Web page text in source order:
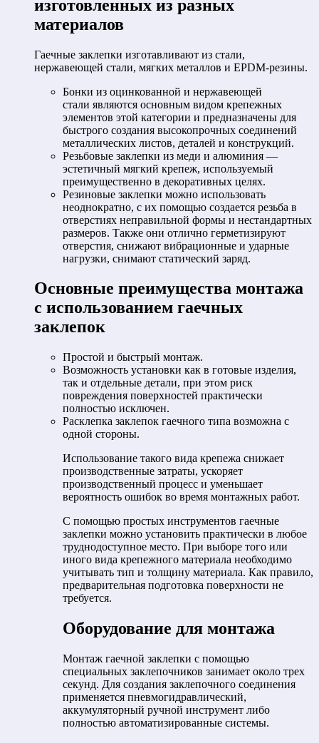
изготовленных из разных
материалов
Гаечные заклепки изготавливают из стали,
нержавеющей стали, мягких металлов и EPDM-резины.
Бонки из оцинкованной и нержавеющей
стали являются основным видом крепежных
элементов этой категории и предназначены для
быстрого создания высокопрочных соединений
металлических листов, деталей и конструкций.
Резьбовые заклепки из меди и алюминия —
эстетичный мягкий крепеж, используемый
преимущественно в декоративных целях.
Резиновые заклепки можно использовать
неоднократно, с их помощью создается резьба в
отверстиях неправильной формы и нестандартных
размеров. Также они отлично герметизируют
отверстия, снижают вибрационные и ударные
нагрузки, снимают статический заряд.
Основные преимущества монтажа
с использованием гаечных
заклепок
Простой и быстрый монтаж.
Возможность установки как в готовые изделия,
так и отдельные детали, при этом риск
повреждения поверхностей практически
полностью исключен.
Расклепка заклепок гаечного типа возможна с
одной стороны.
Использование такого вида крепежа снижает
производственные затраты, ускоряет
производственный процесс и уменьшает
вероятность ошибок во время монтажных работ.
С помощью простых инструментов гаечные
заклепки можно установить практически в любое
труднодоступное место. При выборе того или
иного вида крепежного материала необходимо
учитывать тип и толщину материала. Как правило,
предварительная подготовка поверхности не
требуется.
Оборудование для монтажа
Монтаж гаечной заклепки с помощью
специальных заклепочников занимает около трех
секунд. Для создания заклепочного соединения
применяется пневмогидравлический,
аккумуляторный ручной инструмент либо
полностью автоматизированные системы.